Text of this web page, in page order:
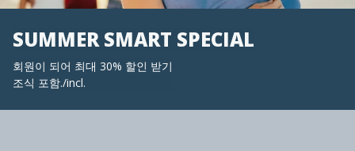
SUMMER SMART SPECIAL
회원이 되어 최대 30% 할인 받기
조식 포함./incl.